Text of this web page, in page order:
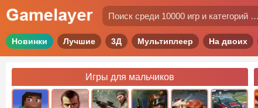
Новинки Лучшие 3Д Мультиплеер На двоих
Игры для мальчиков